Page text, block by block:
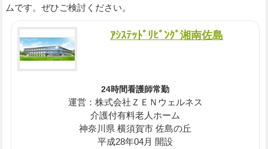
ムです。ぜひご検討ください。
ｱｼｽﾃｯﾄﾞﾘﾋﾞﾝｸﾞ湘南佐島
24時間看護師常勤
運営：株式会社ＺＥＮウェルネス
介護付有料老人ホーム
神奈川県 横須賀市 佐島の丘
平成28年04月 開設